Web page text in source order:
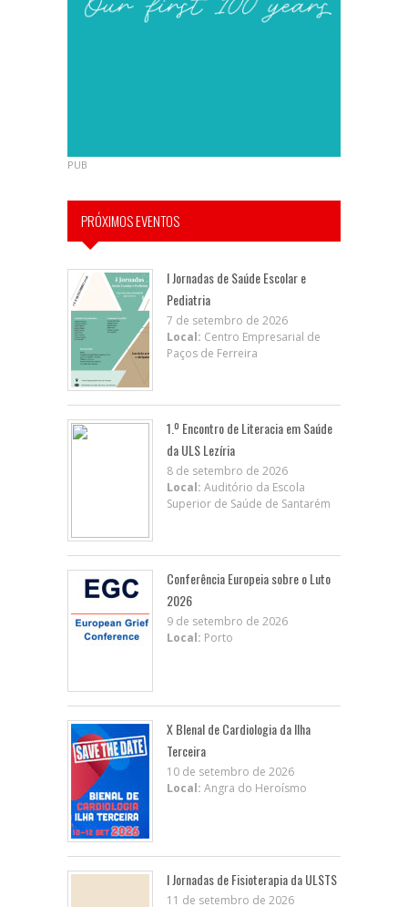
PUB
PRÓXIMOS EVENTOS
I Jornadas de Saúde Escolar e
Pediatria
7 de setembro de 2026
Local: Centro Empresarial de
Paços de Ferreira
1.º Encontro de Literacia em Saúde
da ULS Lezíria
8 de setembro de 2026
Local: Auditório da Escola
Superior de Saúde de Santarém
Conferência Europeia sobre o Luto
2026
9 de setembro de 2026
Local: Porto
X BIenal de Cardiologia da Ilha
Terceira
10 de setembro de 2026
Local: Angra do Heroísmo
I Jornadas de Fisioterapia da ULSTS
11 de setembro de 2026